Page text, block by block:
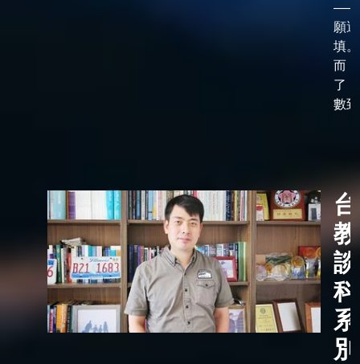
——
願選
填
而
了
數
科